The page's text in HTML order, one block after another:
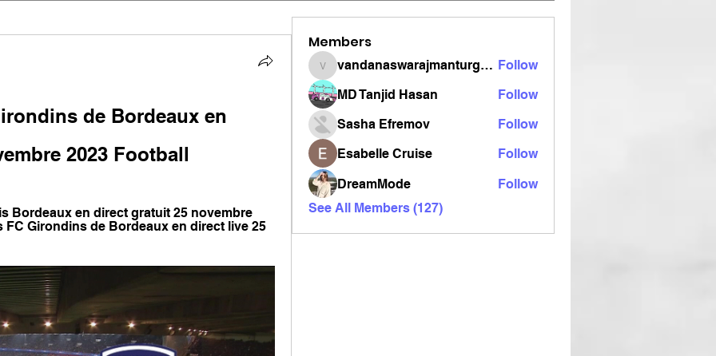
de Bordeaux en
2023 Football
Bordeaux en direct gratuit 25 novembre
FC Girondins de Bordeaux en direct live 25
Members
vandanaswarajmanturgekar
vandanaswarajmanturgekar Follow
MD Tanjid Hasan
Follow
Sasha Efremov
Follow
Esabelle Cruise
Follow
DreamMode
Follow
See All Members (127)